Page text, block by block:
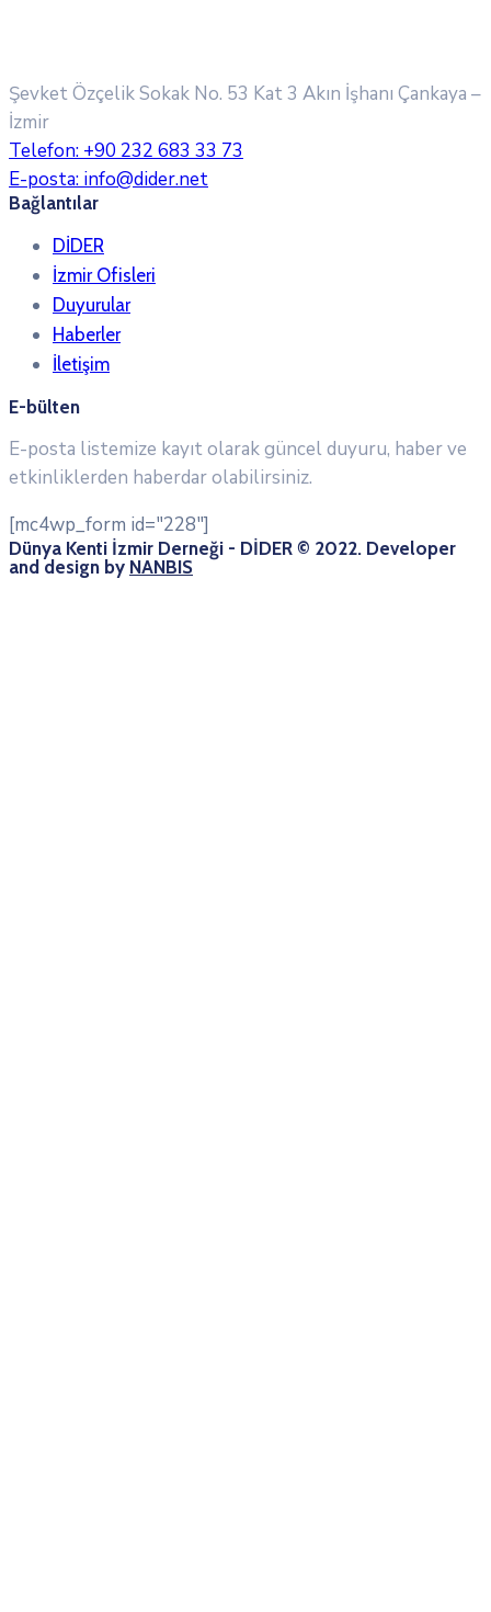
Şevket Özçelik Sokak No. 53 Kat 3 Akın İşhanı Çankaya –
İzmir
Telefon: +90 232 683 33 73
E-posta: info@dider.net
Bağlantılar
DİDER
İzmir Ofisleri
Duyurular
Haberler
İletişim
E-bülten
E-posta listemize kayıt olarak güncel duyuru, haber ve
etkinliklerden haberdar olabilirsiniz.
[mc4wp_form id="228"]
Dünya Kenti İzmir Derneği - DİDER © 2022. Developer
and design by NANBIS